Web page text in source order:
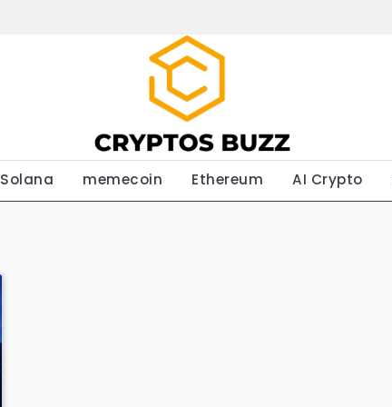
Solana memecoin Ethereum AI Crypto